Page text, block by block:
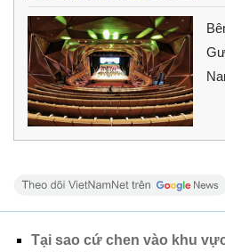
Tại sao cứ chen vào khu